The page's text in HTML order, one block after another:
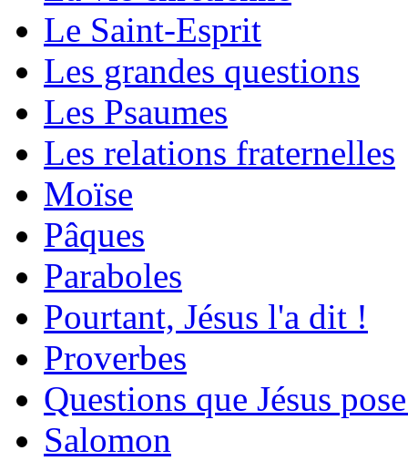
Le Saint-Esprit
Les grandes questions
Les Psaumes
Les relations fraternelles
Moïse
Pâques
Paraboles
Pourtant, Jésus l'a dit !
Proverbes
Questions que Jésus
Salomon